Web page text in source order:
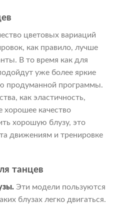
цветовых вариаций
как правило, лучше
В то время как для
уже более яркие
продуманной программы.
как эластичность,
хорошее качество
хорошую блузу, это
движениям и тренировке
танцев
Эти модели пользуются
блузах легко двигаться.